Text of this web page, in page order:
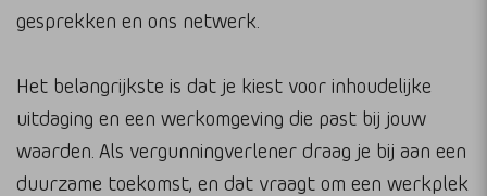
gesprekken en ons netwerk.
Het belangrijkste is dat je kiest voor inhoudelijke
uitdaging en een werkomgeving die past bij jouw
waarden. Als vergunningverlener draag je bij aan een
duurzame toekomst, en dat vraagt om een werkplek